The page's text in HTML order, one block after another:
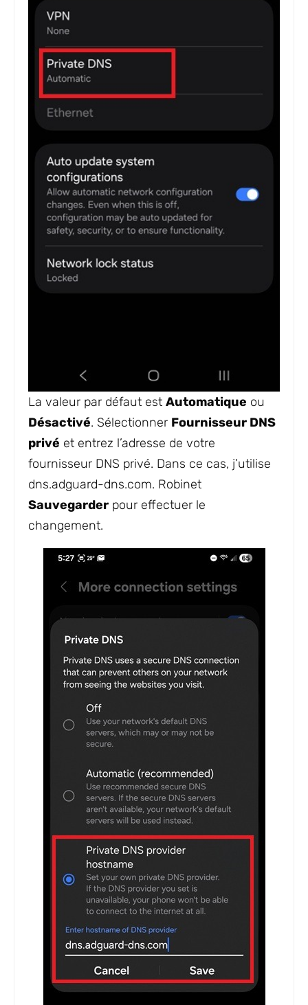
La valeur par défaut est Automatique ou
Désactivé. Sélectionner Fournisseur DNS
privé et entrez l’adresse de votre
fournisseur DNS privé. Dans ce cas, j’utilise
dns.adguard-dns.com. Robinet
Sauvegarder pour effectuer le
changement.